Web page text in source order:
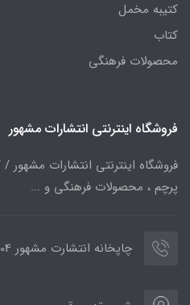
کتیبه مخمل
کتاب
محصولات فرهنگی
فروشگاه اینترنتی انتشارات مشهور
فروشگاه اینترنتی انتشارات مشهور
پرچم ، محصولات فرهنگی و ...
چاپخانه انتشارت مشهور 09386774004